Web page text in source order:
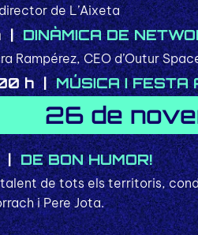
de L’Aixeta
|DINÀMICA DE
Rampérez, CEO d’Outur
h |MÚSICA I FESTA
26 de
|DE BON HUMOR!
talent de tots els territoris,
i Pere Jota.